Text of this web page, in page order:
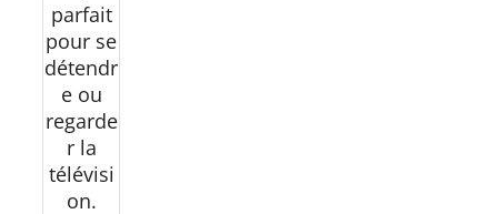
parfait
pour se
détendr
e ou
regarde
r la
télévisi
on.